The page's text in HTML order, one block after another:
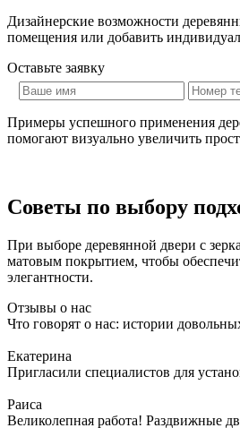
Дизайнерские возможности
помещения или добавить
Оставьте заявку
Примеры успешного применения
помогают визуально увеличить
Советы по выбору
При выборе деревянной двери с
матовым покрытием, чтобы
элегантности.
Отзывы о нас
Что говорят о нас: истории
Екатерина
Пригласили специалистов для
Раиса
Великолепная работа! Раздвижные